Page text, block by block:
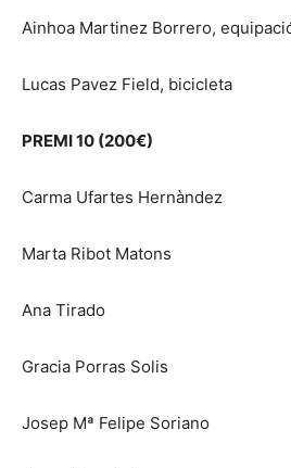
Ainhoa Martinez Borrero,
Lucas Pavez Field, bicicleta
PREMI 10 (200€)
Carma Ufartes Hernàndez
Marta Ribot Matons
Ana Tirado
Gracia Porras Solis
Josep Mª Felipe Soriano